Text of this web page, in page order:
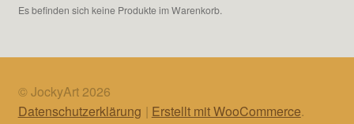
Es befinden sich keine Produkte im Warenkorb.
© JockyArt 2026
Datenschutzerklärung
Erstellt mit WooCommerce.